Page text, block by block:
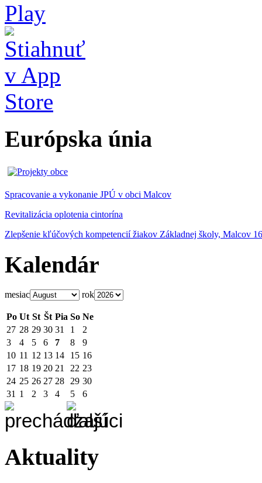
Európska únia
Spracovanie a vykonanie JPÚ v obci Malcov
Revitalizácia oplotenia cintorína
Zlepšenie kľúčových kompetencií žiakov Základnej školy, Malcov 16
Kalendár
mesiac rok
Po Ut St Št Pia So Ne
27 28 29 30 31 1
2
3
4 5 6 7 8
9
10 11 12 13 14 15 16
17 18 19 20 21 22 23
24 25 26 27 28 29 30
31 1 2 3 4 5 6
Aktuality